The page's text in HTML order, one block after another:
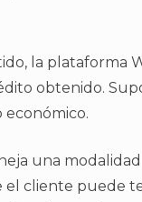
la plataforma
obtenido.
económico.
una
el cliente puede